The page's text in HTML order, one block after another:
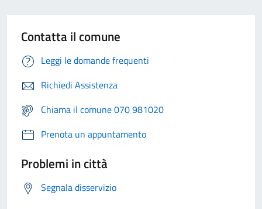
Contatta il comune
Leggi le domande frequenti
Richiedi Assistenza
Chiama il comune 070 981020
Prenota un appuntamento
Problemi in città
Segnala disservizio